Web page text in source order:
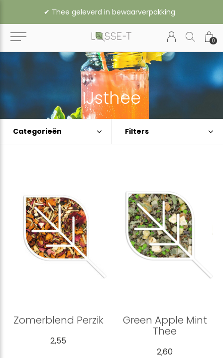
0
IJsthee
Categorieën Filters
Zomerblend Perzik
2,55
Green Apple Mint
Thee
2,60